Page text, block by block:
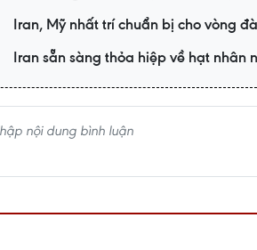
Iran, Mỹ nhất trí chuẩn bị cho vòng
Iran sẵn sàng thỏa hiệp về hạt nhân